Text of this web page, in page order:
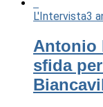
L'Intervista3
Antonio
sfida